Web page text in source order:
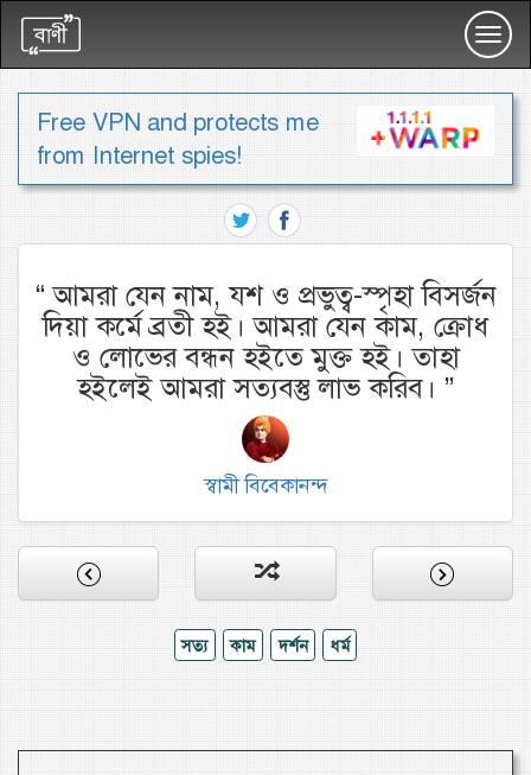
Free VPN and protects me
from Internet spies!
“আমরা যেন নাম, যশ ও প্রভুত্ব-স্পৃহা বিসর্জন
দিয়া কর্মে ব্রতী হই। আমরা যেন কাম, ক্রোধ
ও লোভের বন্ধন হইতে মুক্ত হই। তাহা
হইলেই আমরা সত্যবস্তু লাভ করিব। ”
স্বামী বিবেকানন্দ
সত্য কাম দর্শন ধর্ম